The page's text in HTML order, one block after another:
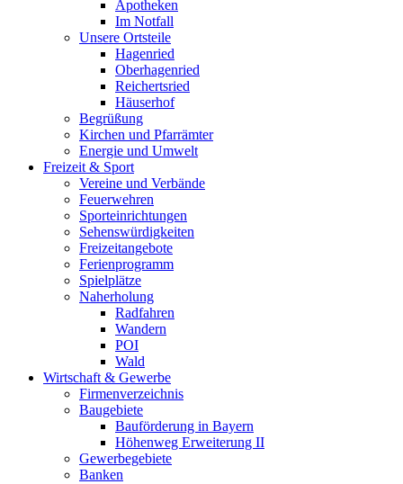
Apotheken
Im Notfall
Unsere Ortsteile
Hagenried
Oberhagenried
Reichertsried
Häuserhof
Begrüßung
Kirchen und Pfarrämter
Energie und Umwelt
Freizeit & Sport
Vereine und Verbände
Feuerwehren
Sporteinrichtungen
Sehenswürdigkeiten
Freizeitangebote
Ferienprogramm
Spielplätze
Naherholung
Radfahren
Wandern
POI
Wald
Wirtschaft & Gewerbe
Firmenverzeichnis
Baugebiete
Bauförderung in Bayern
Höhenweg Erweiterung II
Gewerbegebiete
Banken